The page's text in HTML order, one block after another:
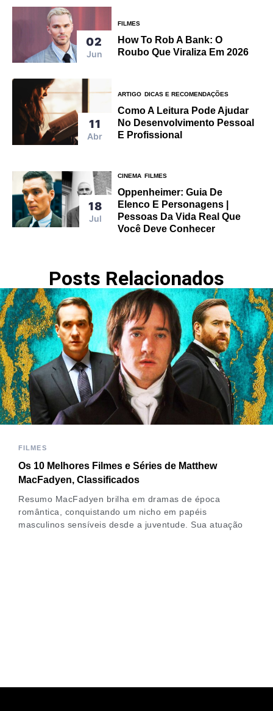
02
Jun
FILMES
How To Rob A Bank: O
Roubo Que Viraliza Em 2026
11
Abr
ARTIGO DICAS E RECOMENDAÇÕES
Como A Leitura Pode Ajudar
No Desenvolvimento Pessoal
E Profissional
18
Jul
CINEMA FILMES
Oppenheimer: Guia De
Elenco E Personagens |
Pessoas Da Vida Real Que
Você Deve Conhecer
Posts Relacionados
FILMES
Os 10 Melhores Filmes e Séries de Matthew
MacFadyen, Classificados
Resumo MacFadyen brilha em dramas de época
romântica, conquistando um nicho em papéis
masculinos sensíveis desde a juventude. Sua atuação